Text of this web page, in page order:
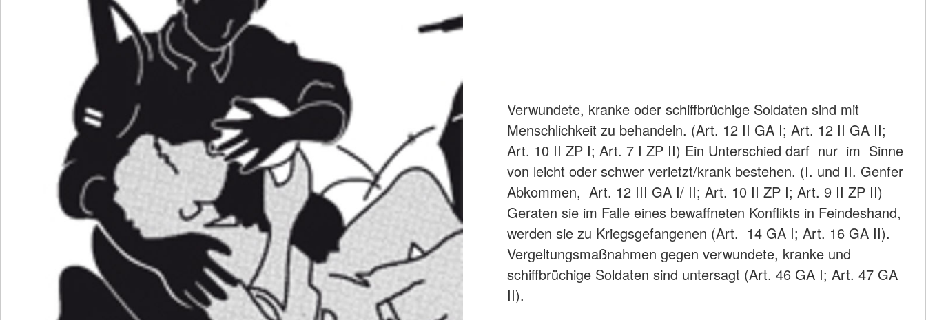
Verwundete, kranke oder schiffbrüchige Soldaten sind mit
Menschlichkeit zu behandeln. (Art. 12 II GA I; Art. 12 II GA II;
Art. 10 II ZP I; Art. 7 I ZP II) Ein Unterschied darf nur im Sinne
von leicht oder schwer verletzt/krank bestehen. (I. und II. Genfer
Abkommen, Art. 12 III GA I/ II; Art. 10 II ZP I; Art. 9 II ZP II)
Geraten sie im Falle eines bewaffneten Konflikts in Feindeshand,
werden sie zu Kriegsgefangenen (Art. 14 GA I; Art. 16 GA II).
Vergeltungsmaßnahmen gegen verwundete, kranke und
schiffbrüchige Soldaten sind untersagt (Art. 46 GA I; Art. 47 GA
II).